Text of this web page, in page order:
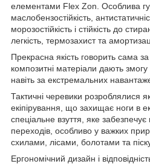
елементами Flex Zon. Особлива
маслобензостійкість,
морозостійкість і стійкість до
легкість, термозахист та
Прекрасна якість говорить сама
композитні матеріали дають змогу
навіть за екстремальних
Тактичні черевики розроблялися
екіпірування, що захищає ноги в
спеціальне взуття, яке
переходів, особливо у важких
схилами, лісами, болотами та
Ергономічний дизайн і